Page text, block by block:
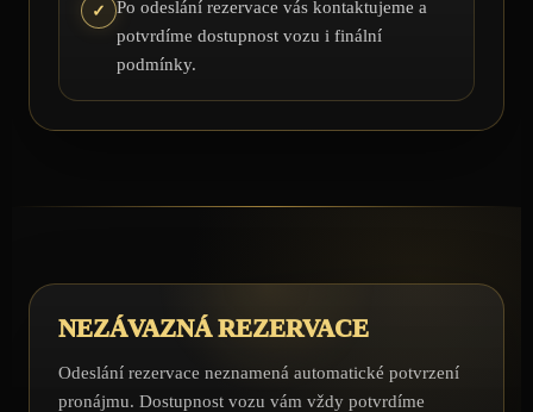
✓
Po odeslání rezervace vás kontaktujeme a
potvrdíme dostupnost vozu i finální
podmínky.
NEZÁVAZNÁ REZERVACE
Odeslání rezervace neznamená automatické potvrzení
pronájmu. Dostupnost vozu vám vždy potvrdíme